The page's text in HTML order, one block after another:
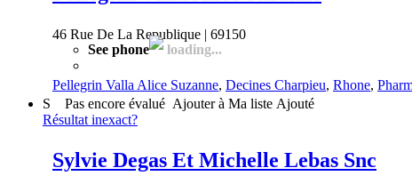
46 Rue De La Republique | 69150
See phone
loading...
Pellegrin Valla Alice Suzanne, Decines Charpieu, Rhone,
S
Pas encore évalué Ajouter à Ma liste Ajouté
Résultat inexact?
Sylvie Degas Et Michelle Lebas Snc